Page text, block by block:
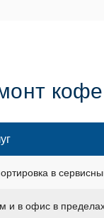
в
и в офис в